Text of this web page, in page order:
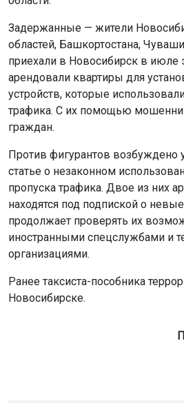
Задержанные — жители
областей, Башкортостана,
приехали в Новосибирск в июле
арендовали квартиры для
устройств, которые
трафика. С их помощью
граждан.
Против фигурантов возбуждено
статье о незаконном
пропуска трафика. Двое из них
находятся под подпиской о
продолжает проверять их
иностранными спецслужбами и
организациями.
Ранее таксиста-пособника
Новосибирске.